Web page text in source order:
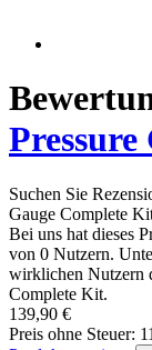
Suchen Sie
Gauge Complete
Bei uns hat dieses
von 0 Nutzern.
wirklichen Nutzern
Complete Kit.
139,90 €
Preis ohne Steuer: